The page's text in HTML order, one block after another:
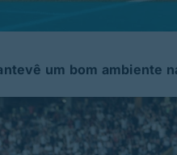
um bom ambiente